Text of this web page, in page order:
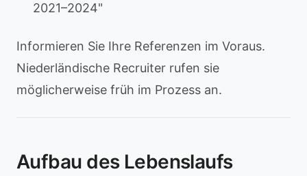
2021–2024"
Informieren Sie Ihre Referenzen im Voraus.
Niederländische Recruiter rufen sie
möglicherweise früh im Prozess an.
Aufbau des Lebenslaufs